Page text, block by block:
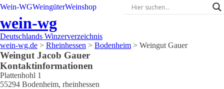
Wein-WGWeingüterWeinshop
wein-wg
Deutschlands Winzerverzeichnis
wein-wg.de > Rheinhessen > Bodenheim > Weingut Gauer
Weingut Jacob Gauer
Kontaktinformationen
Plattenhohl 1
55294 Bodenheim, rheinhessen